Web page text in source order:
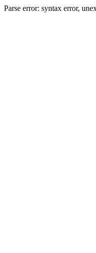
Parse error: syntax error,